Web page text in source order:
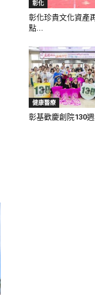
彰化
彰化珍貴文化資產
點...
健康醫療
彰基歡慶創院130